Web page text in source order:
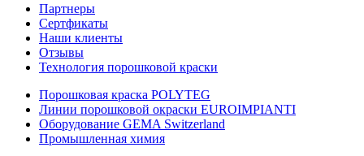
Партнеры
Сертфикаты
Наши клиенты
Отзывы
Технология порошковой краски
Порошковая краска POLYTEG
Линии порошковой окраски EUROIMPIANTI
Оборудование GEMA Switzerland
Промышленная химия